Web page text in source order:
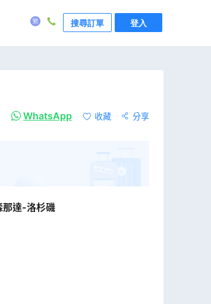
搜尋訂單 登入
WhatsApp 收藏
分享
達-洛杉磯